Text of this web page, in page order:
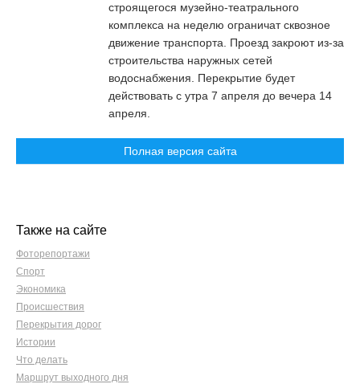
строящегося музейно-театрального
комплекса на неделю ограничат сквозное
движение транспорта. Проезд закроют из-за
строительства наружных сетей
водоснабжения. Перекрытие будет
действовать с утра 7 апреля до вечера 14
апреля.
Полная версия сайта
Также на сайте
Фоторепортажи
Спорт
Экономика
Происшествия
Перекрытия дорог
Истории
Что делать
Маршрут выходного дня